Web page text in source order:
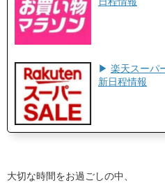
▶ 楽天スーパ
新日程情報
大切な時間をお過ごしの中、